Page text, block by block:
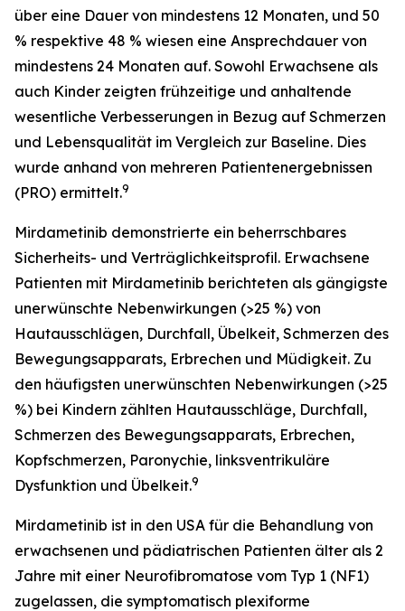
über eine Dauer von mindestens 12 Monaten, und 50
% respektive 48 % wiesen eine Ansprechdauer von
mindestens 24 Monaten auf. Sowohl Erwachsene als
auch Kinder zeigten frühzeitige und anhaltende
wesentliche Verbesserungen in Bezug auf Schmerzen
und Lebensqualität im Vergleich zur Baseline. Dies
wurde anhand von mehreren Patientenergebnissen
(PRO) ermittelt.9
Mirdametinib demonstrierte ein beherrschbares
Sicherheits- und Verträglichkeitsprofil. Erwachsene
Patienten mit Mirdametinib berichteten als gängigste
unerwünschte Nebenwirkungen (>25 %) von
Hautausschlägen, Durchfall, Übelkeit, Schmerzen des
Bewegungsapparats, Erbrechen und Müdigkeit. Zu
den häufigsten unerwünschten Nebenwirkungen (>25
%) bei Kindern zählten Hautausschläge, Durchfall,
Schmerzen des Bewegungsapparats, Erbrechen,
Kopfschmerzen, Paronychie, linksventrikuläre
Dysfunktion und Übelkeit.9
Mirdametinib ist in den USA für die Behandlung von
erwachsenen und pädiatrischen Patienten älter als 2
Jahre mit einer Neurofibromatose vom Typ 1 (NF1)
zugelassen, die symptomatisch plexiforme